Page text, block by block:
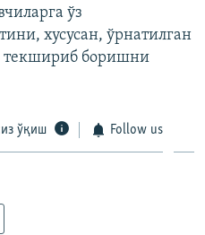
ўз
хусусан, ўрнатилган
текшириб боришни
ўқиш Follow us